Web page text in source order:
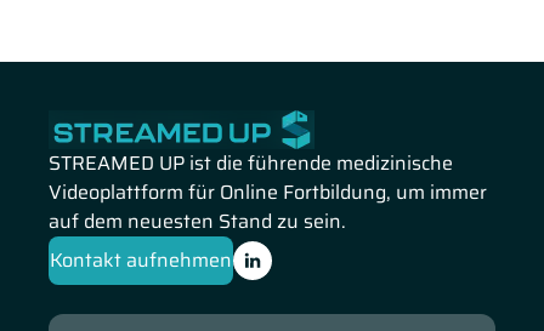
STREAMED UP ist die führende medizinische
Videoplattform für Online Fortbildung, um immer
auf dem neuesten Stand zu sein.
Kontakt aufnehmen